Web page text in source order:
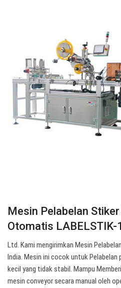
Mesin Pelabelan
Otomatis LABELSTIK-
Ltd. Kami mengirimkan Mesin
India. Mesin ini cocok untuk Pelabelan
kecil yang tidak stabil. Mampu
mesin conveyor secara manual oleh